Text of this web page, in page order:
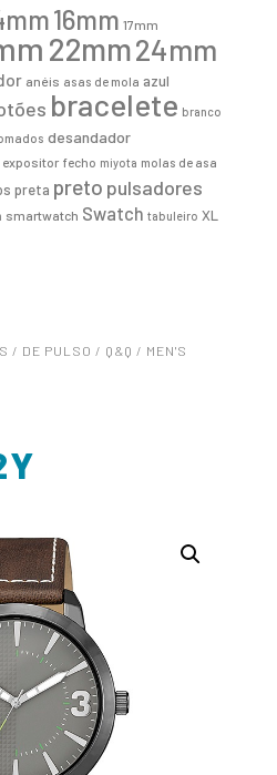
16mm 17mm
22mm24mm
anéis asas de mola azul
bracelete branco
desandador
expositor fecho miyota molas de asa
preta preto pulsadores
smartwatch Swatch tabuleiro XL
/ DE PULSO / Q&Q / MEN'S